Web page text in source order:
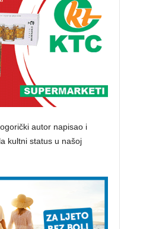
autor napisao i
kultni status u našoj